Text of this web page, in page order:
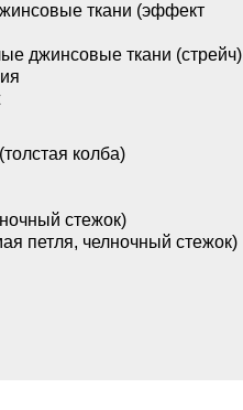
ткани (эффект
джинсовые ткани (стрейч)
колба)
стежок)
петля, челночный стежок)